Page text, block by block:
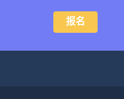
报名